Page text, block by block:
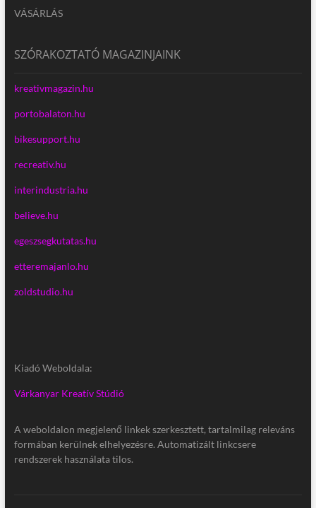
VÁSÁRLÁS
SZÓRAKOZTATÓ MAGAZINJAINK
kreativmagazin.hu
portobalaton.hu
bikesupport.hu
recreativ.hu
interindustria.hu
believe.hu
egeszsegkutatas.hu
etteremajanlo.hu
zoldstudio.hu
Kiadó Weboldala:
Várkanyar Kreatív Stúdió
A weboldalon megjelenő linkek szerkesztett, tartalmilag releváns
formában kerülnek elhelyezésre. Automatizált linkcsere
rendszerek használata tilos.